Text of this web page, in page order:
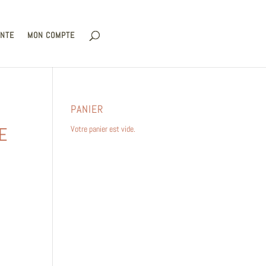
MON COMPTE
PANIER
Votre panier est vide.